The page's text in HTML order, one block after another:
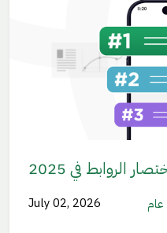
الروابط في 2025
عام